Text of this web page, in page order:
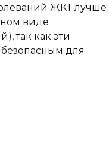
ЖКТ лучше
виде
так как эти
для